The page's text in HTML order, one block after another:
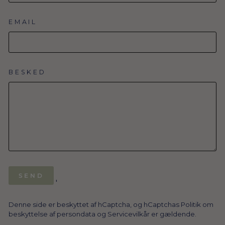
EMAIL
BESKED
SEND
'
Denne side er beskyttet af hCaptcha, og hCaptchas Politik om
beskyttelse af persondata og Servicevilkår er gældende.